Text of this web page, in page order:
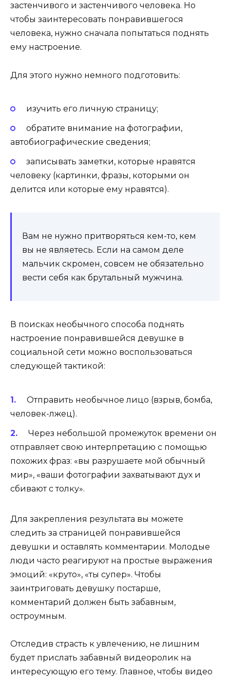
застенчивого и застенчивого человека. Но
чтобы заинтересовать понравившегося
человека, нужно сначала попытаться поднять
ему настроение.
Для этого нужно немного подготовить:
изучить его личную страницу;
обратите внимание на фотографии,
автобиографические сведения;
записывать заметки, которые нравятся
человеку (картинки, фразы, которыми он
делится или которые ему нравятся).
Вам не нужно притворяться кем-то, кем
вы не являетесь. Если на самом деле
мальчик скромен, совсем не обязательно
вести себя как брутальный мужчина.
В поисках необычного способа поднять
настроение понравившейся девушке в
социальной сети можно воспользоваться
следующей тактикой:
Отправить необычное лицо (взрыв, бомба,
человек-лжец).
Через небольшой промежуток времени он
отправляет свою интерпретацию с помощью
похожих фраз: «вы разрушаете мой обычный
мир», «ваши фотографии захватывают дух и
сбивают с толку».
Для закрепления результата вы можете
следить за страницей понравившейся
девушки и оставлять комментарии. Молодые
люди часто реагируют на простые выражения
эмоций: «круто», «ты супер». Чтобы
заинтриговать девушку постарше,
комментарий должен быть забавным,
остроумным.
Отследив страсть к увлечению, не лишним
будет прислать забавный видеоролик на
интересующую его тему. Главное, чтобы видео